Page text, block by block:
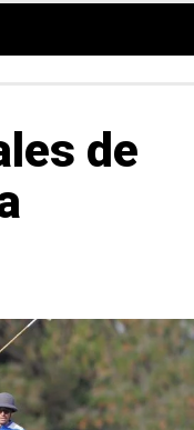
de